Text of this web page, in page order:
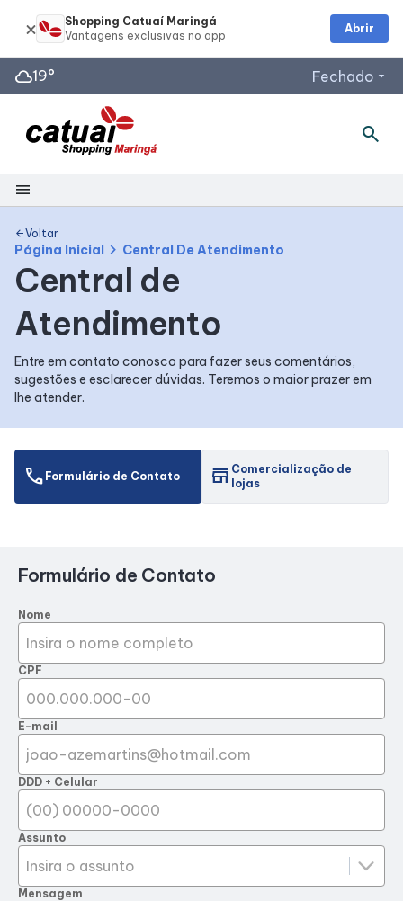
cloud19° Fechado arrow_drop_down
Horários de Funcionamento
Segunda a Sábado: 10h às 22h
Restaurantes
Todos os dias: 11h às 22h
Acessar todos os horários
search
menu
Shopping
Mapa Interno
Facilidades
Como Chegar
Horários
Entretenimento
Fique por dentro
Lojas e Restaurantes
Lojas
Alimentação
Programa de benefícios
arrow_backVoltar
Página Inicial chevron_right Central De Atendimento
Central de
Atendimento
Entre em contato conosco para fazer seus comentários,
sugestões e esclarecer dúvidas. Teremos o maior prazer em
lhe atender.
call Formulário de Contato store Comercialização de
lojas
Formulário de Contato
Nome
CPF
E-mail
DDD + Celular
Assunto
Mensagem
Shopping Catuaí Maringá
Abrir